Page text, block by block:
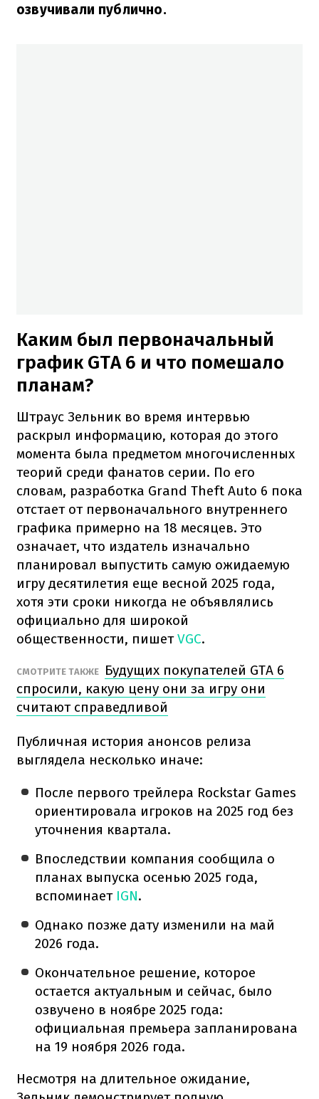
озвучивали публично.
Каким был первоначальный
график GTA 6 и что помешало
планам?
Штраус Зельник во время интервью
раскрыл информацию, которая до этого
момента была предметом многочисленных
теорий среди фанатов серии. По его
словам, разработка Grand Theft Auto 6 пока
отстает от первоначального внутреннего
графика примерно на 18 месяцев. Это
означает, что издатель изначально
планировал выпустить самую ожидаемую
игру десятилетия еще весной 2025 года,
хотя эти сроки никогда не объявлялись
официально для широкой
общественности, пишетVGC.
СМОТРИТЕ ТАКЖЕ
Будущих покупателей GTA 6
спросили, какую цену они за игру они
считают справедливой
Публичная история анонсов релиза
выглядела несколько иначе:
После первого трейлера Rockstar Games
ориентировала игроков на 2025 год без
уточнения квартала.
Впоследствии компания сообщила о
планах выпуска осенью 2025 года,
вспоминает IGN.
Однако позже дату изменили на май
2026 года.
Окончательное решение, которое
остается актуальным и сейчас, было
озвучено в ноябре 2025 года:
официальная премьера запланирована
на 19 ноября 2026 года.
Несмотря на длительное ожидание,